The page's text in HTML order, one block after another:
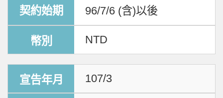
96/7/6 (含)以後
NTD
107/3